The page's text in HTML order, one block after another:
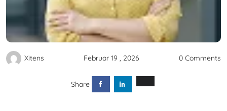
Xitens Februar 19 , 2026 0 Comments
Share